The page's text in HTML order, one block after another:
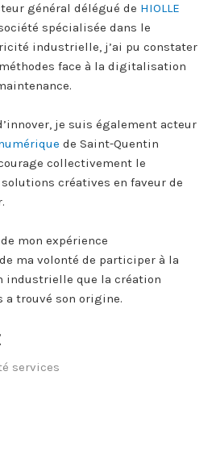
général délégué de HIOLLE
spécialisée dans le
industrielle, j’ai pu constater
face à la digitalisation
je suis également acteur
de Saint-Quentin
collectivement le
créatives en faveur de
mon expérience
ma volonté de participer à la
industrielle que la création
a trouvé son origine.
services